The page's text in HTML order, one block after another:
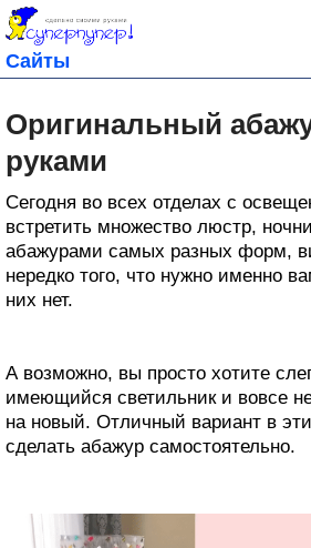
Сайты
Оригинальный
руками
Сегодня во всех отделах с
встретить множество люстр,
абажурами самых разных форм,
нередко того, что нужно именно
них нет.
А возможно, вы просто хотите
имеющийся светильник и вовсе
на новый. Отличный вариант в
сделать абажур самостоятельно.